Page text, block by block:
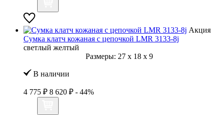
Акция
Сумка клатч кожаная с цепочкой LMR 3133-8j
светлый желтый
Размеры: 27 x 18 x 9
В наличии
4 775 ₽ 8 620 ₽ - 44%